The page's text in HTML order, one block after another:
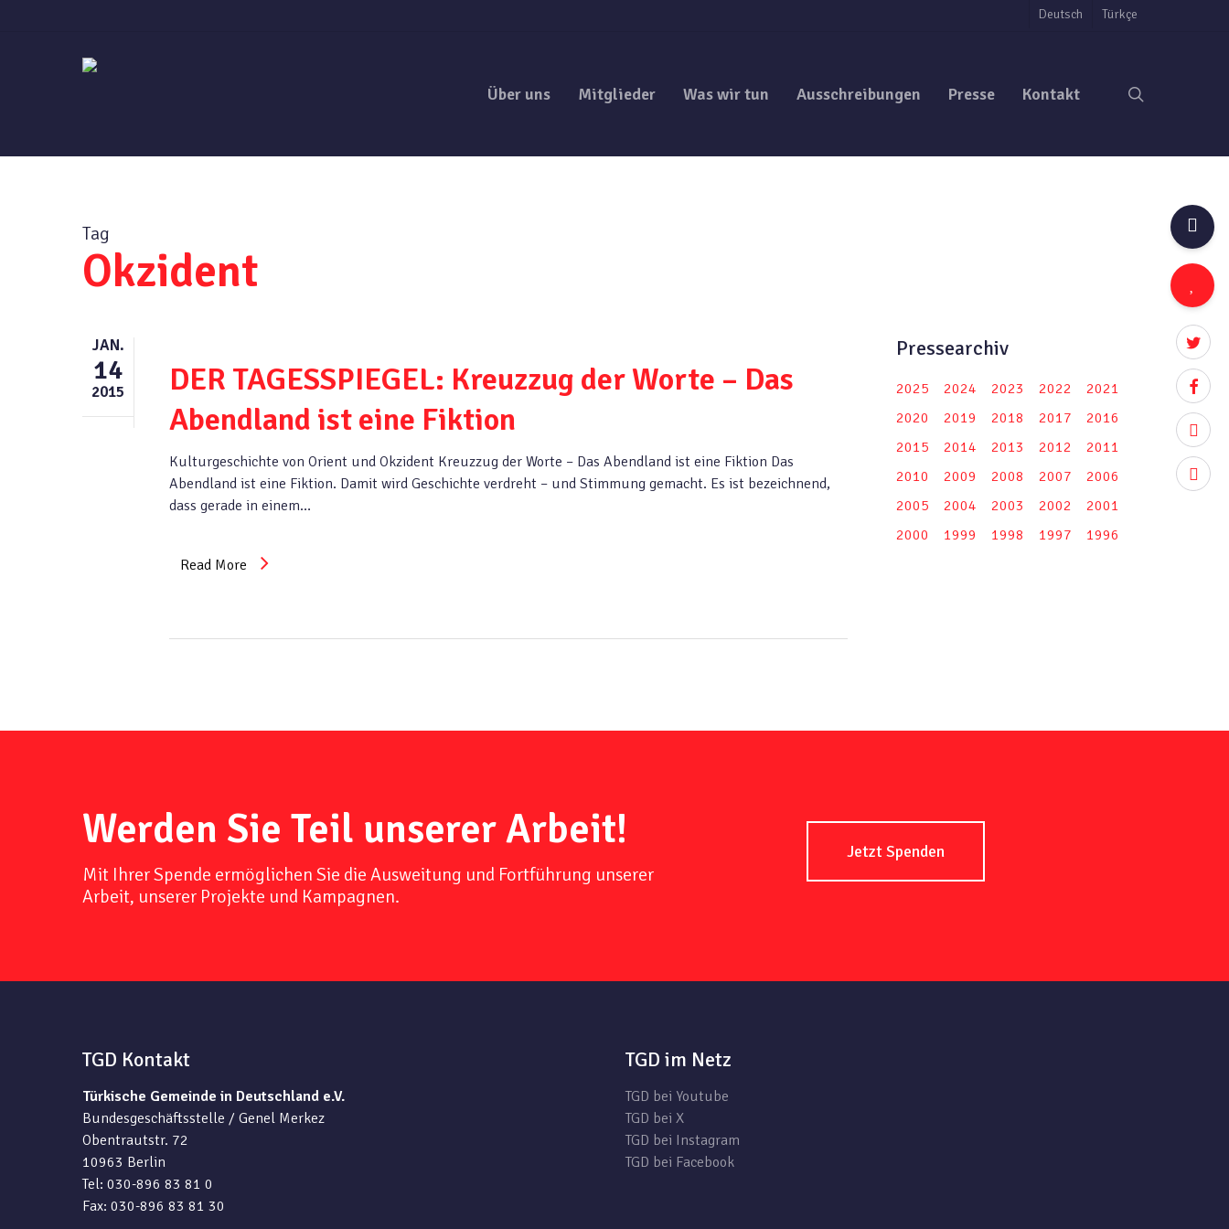
twitter
Deutsch Türkçe
Über uns Mitglieder Was wir tun Ausschreibungen Presse Kontakt
Tag
Okzident
JAN.
14
2015
DER TAGESSPIEGEL: Kreuzzug der Worte – Das
Abendland ist eine Fiktion
Kulturgeschichte von Orient und Okzident Kreuzzug der Worte – Das Abendland ist eine Fiktion Das
Abendland ist eine Fiktion. Damit wird Geschichte verdreht – und Stimmung gemacht. Es ist bezeichnend,
dass gerade in einem…
Read More
Pressearchiv
2025 2024 2023 2022
2021
2020
2019 2018 2017
2016
2015
2014 2013 2012
2011
2010
2009 2008 2007
2006
2005
2004 2003 2002
2001
2000
1999 1998 1997 1996
Werden Sie Teil unserer Arbeit!
Mit Ihrer Spende ermöglichen Sie die Ausweitung und Fortführung unserer
Arbeit, unserer Projekte und Kampagnen.
Jetzt Spenden
TGD Kontakt
Türkische Gemeinde in Deutschland e.V.
Bundesgeschäftsstelle / Genel Merkez
Obentrautstr. 72
10963 Berlin
Tel: 030-896 83 81 0
Fax: 030-896 83 81 30
TGD im Netz
TGD bei Youtube
TGD bei X
TGD bei Instagram
TGD bei Facebook